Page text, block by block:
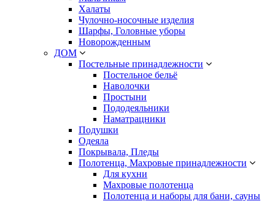
Халаты
Чулочно-носочные изделия
Шарфы, Головные уборы
Новорожденным
ДОМ
Постельные принадлежности
Постельное бельё
Наволочки
Простыни
Пододеяльники
Наматрацники
Подушки
Одеяла
Покрывала, Пледы
Полотенца, Махровые принадлежности
Для кухни
Махровые полотенца
Полотенца и наборы для бани, сауны